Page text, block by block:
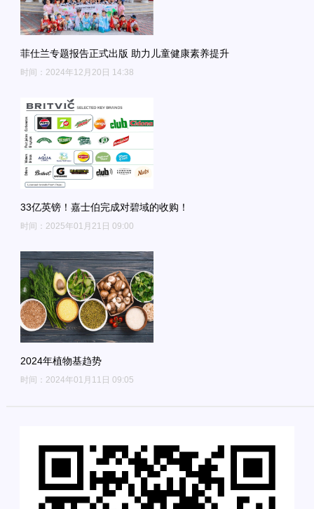
菲仕兰专题报告正式出版 助力儿童健康素养提升
时间：2024年12月20日 14:38
33亿英镑！嘉士伯完成对碧域的收购！
时间：2025年01月21日 09:00
2024年植物基趋势
时间：2024年01月11日 09:05